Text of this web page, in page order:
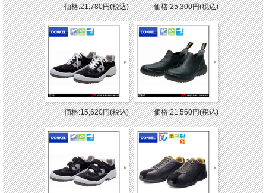
価格:21,780円(税込) 価格:25,300円(税込)
価格:15,620円(税込) 価格:21,560円(税込)